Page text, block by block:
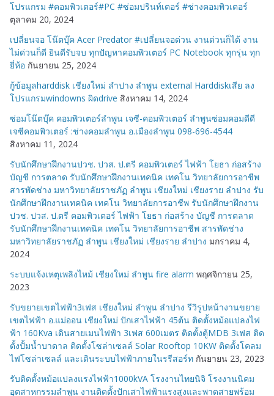
โปรแกรม #คอมพิวเตอร์#PC #ซ่อมปรินท์เตอร์ #ช่างคอมพิวเตอร์
ตุลาคม 20, 2024
เปลี่ยนจอ โน๊ตบุ๊ค Acer Predator #เปลี่ยนจอด่วน งานด่วนก็ได้ งาน
ไม่ด่วนก็ดี ยินดีรับจบ ทุกปัญหาคอมพิวเตอร์ PC Notebook ทุกรุ่น ทุก
ยี่ห้อ กันยายน 25, 2024
กู้ข้อมูลharddisk เชียงใหม่ ลำปาง ลำพูน external Harddiskเสีย ลง
โปรแกรมwindowns ผิดdrive สิงหาคม 14, 2024
ซ่อมโน๊ตบุ๊ค คอมพิวเตอร์ลำพูน เจซี-คอมพิวเตอร์ ลำพูนซ่อมคอมดีดี
เจซีคอมพิวเตอร์ :ช่างคอมลำพูน อ.เมืองลำพูน 098-696-4544
สิงหาคม 11, 2024
รับนักศึกษาฝึกงานปวช. ปวส. ป.ตรี คอมพิวเตอร์ ไฟฟ้า โยธา ก่อสร้าง
บัญชี การตลาด รับนักศึกษาฝึกงานเทคนิค เทคโน วิทยาลัยการอาชีพ
สารพัดช่าง มหาวิทยาลัยราชภัฏ ลำพูน เชียงใหม่ เชียงราย ลำปาง รับ
นักศึกษาฝึกงานเทคนิค เทคโน วิทยาลัยการอาชีพ รับนักศึกษาฝึกงาน
ปวช. ปวส. ป.ตรี คอมพิวเตอร์ ไฟฟ้า โยธา ก่อสร้าง บัญชี การตลาด
รับนักศึกษาฝึกงานเทคนิค เทคโน วิทยาลัยการอาชีพ สารพัดช่าง
มหาวิทยาลัยราชภัฏ ลำพูน เชียงใหม่ เชียงราย ลำปาง มกราคม 4,
2024
ระบบแจ้งเหตุเพลิงไหม้ เชียงใหม่ ลำพูน fire alarm พฤศจิกายน 25,
2023
รับขยายเขตไฟฟ้า3เฟส เชียงใหม่ ลำพูน ลำปาง รีวิรูปหน้างานขยาย
เขตไฟฟ้า อ.แม่ออน เชียงใหม่ ปักเสาไฟฟ้า 45ต้น ติดตั้งหม้อแปลงไฟ
ฟ้า 160Kva เดินสายเมนไฟฟ้า 3เฟส 600เมตร ติดตั้งตู้MDB 3เฟส ติด
ตั้งปั้มน้ำบาดาล ติดตั้งโซล่าเซลล์ Solar Rooftop 10KW ติดตั้งโคลม
ไฟโซล่าเซลล์ และเดินระบบไฟฟ้าภายในรรีสอร์ท กันยายน 23, 2023
รับติดตั้งหม้อแปลงแรงไฟฟ้า1000kVA โรงงานไทยนิจิ โรงงานนิคม
อุตสาหกรรมลำพูน งานติดตั้งปักเสาไฟฟ้าแรงสูงและพาดสายพร้อม